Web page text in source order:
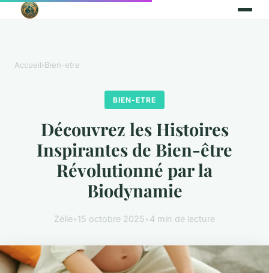
Accueil›Bien-etre
BIEN-ETRE
Découvrez les Histoires
Inspirantes de Bien-être
Révolutionné par la
Biodynamie
Zélie•15 octobre 2025•4 min de lecture